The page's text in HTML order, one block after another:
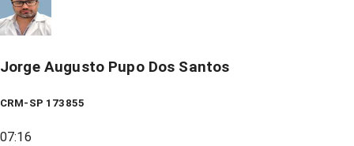
Jorge Augusto Pupo Dos Santos
CRM-SP 173855
07:16